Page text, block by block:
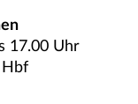
17.00 Uhr
Hbf